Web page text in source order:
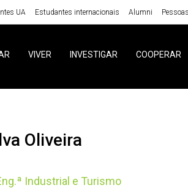
UA Estudantes internacionais Alumni
VIVER INVESTIGAR COOPERAR
Oliveira
Industrial e Turismo